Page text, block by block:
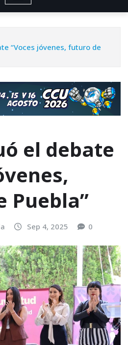
“Voces jóvenes, futuro de
el debate
Puebla”
Sep 4, 2025 0